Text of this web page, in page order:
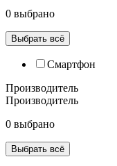
0 выбрано
Выбрать всё
Смартфон
Производитель
Производитель
0 выбрано
Выбрать всё